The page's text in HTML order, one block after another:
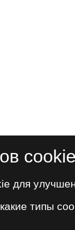
для
типы